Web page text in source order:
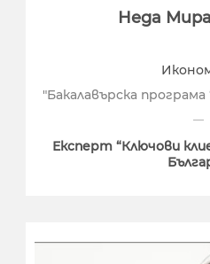
Неда
"Бакалавърска
Експерт “Ключови